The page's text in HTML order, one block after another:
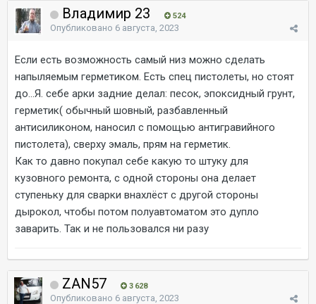
Владимир 23 524
Опубликовано 6 августа, 2023
Если есть возможность самый низ можно сделать
напыляемым герметиком. Есть спец пистолеты, но стоят
до...Я. себе арки задние делал: песок, эпоксидный грунт,
герметик( обычный шовный, разбавленный
антисиликоном, наносил с помощью антигравийного
пистолета), сверху эмаль, прям на герметик.
Как то давно покупал себе какую то штуку для
кузовного ремонта, с одной стороны она делает
ступеньку для сварки внахлёст с другой стороны
дырокол, чтобы потом полуавтоматом это дупло
заварить. Так и не пользовался ни разу
ZAN57 3 628
Опубликовано 6 августа, 2023